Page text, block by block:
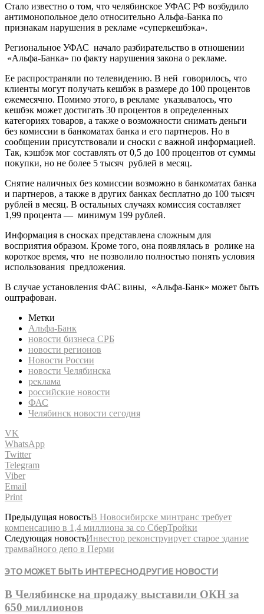
Стало известно о том, что челябинское УФАС РФ возбудило
антимонопольное дело относительно Альфа-Банка по
признакам нарушения в рекламе «суперкешбэка».
Региональное УФАС начало разбирательство в отношении
«Альфа-Банка» по факту нарушения закона о рекламе.
Ее распространяли по телевидению. В ней говорилось, что
клиенты могут получать кешбэк в размере до 100 процентов
ежемесячно. Помимо этого, в рекламе указывалось, что
кешбэк может достигать 30 процентов в определенных
категориях товаров, а также о возможности снимать деньги
без комиссии в банкоматах банка и его партнеров. Но в
сообщении присутствовали и сноски с важной информацией.
Так, кэшбэк мог составлять от 0,5 до 100 процентов от суммы
покупки, но не более 5 тысяч рублей в месяц.
Снятие наличных без комиссии возможно в банкоматах банка
и партнеров, а также в других банках бесплатно до 100 тысяч
рублей в месяц. В остальных случаях комиссия составляет
1,99 процента — минимум 199 рублей.
Информация в сносках представлена сложным для
восприятия образом. Кроме того, она появлялась в ролике на
короткое время, что не позволило полностью понять условия
использования предложения.
В случае установления ФАС вины, «Альфа-Банк» может быть
оштрафован.
Метки
Альфа-Банк
новости бизнеса СРБ
новости регионов
Новости России
новости Челябинска
реклама
российские новости
ФАС
Челябинск новости сегодня
VK
WhatsApp
Twitter
Telegram
Viber
Email
Print
Предыдущая новостьВ Новосибирске минтранс требует
компенсацию в 1,4 миллиона за со СберТройки
Следующая новостьИнвестор реконструирует старое здание
трамвайного депо в Перми
ЭТО МОЖЕТ БЫТЬ ИНТЕРЕСНОДРУГИЕ НОВОСТИ
В Челябинске на продажу выставили ОКН за
650 миллионов